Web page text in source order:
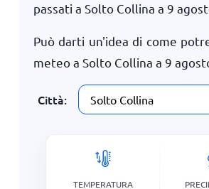
passati a Solto Collina a 9
Può darti un'idea di come
meteo a Solto Collina a 9
Città:
TEMPERATURA